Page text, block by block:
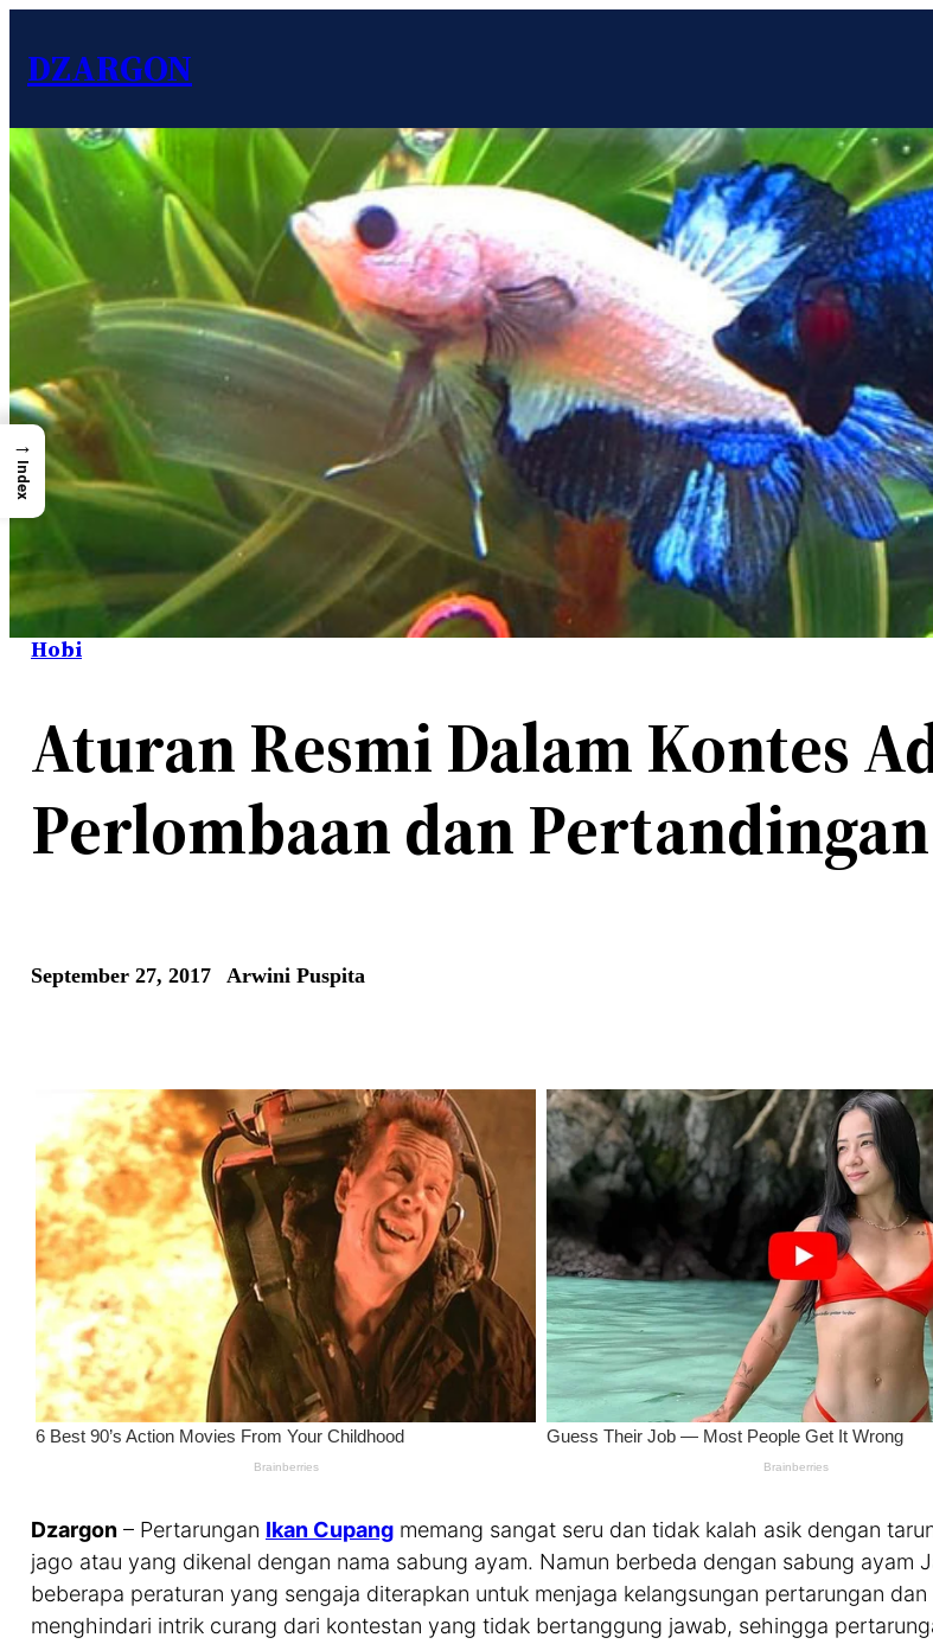
DZARGON
Hobi
Aturan Resmi Dalam Kontes
Perlombaan dan
September 27, 2017 Arwini Puspita
Dzargon – Pertarungan Ikan Cupang memang sangat seru dan tidak kalah asik dengan
jago atau yang dikenal dengan nama sabung ayam. Namun berbeda dengan sabung ayam
beberapa peraturan yang sengaja diterapkan untuk menjaga kelangsungan pertarungan dan
menghindari intrik curang dari kontestan yang tidak bertanggung jawab, sehingga
→
Index